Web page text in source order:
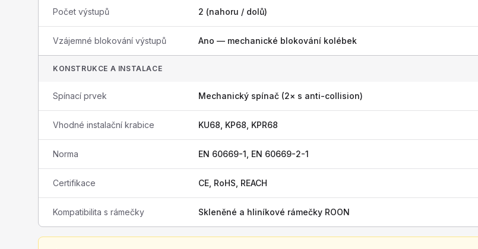
Počet výstupů 2 (nahoru / dolů)
Vzájemné blokování výstupů Ano — mechanické blokování kolébek
KONSTRUKCE A INSTALACE
Spínací prvek Mechanický spínač (2× s anti-collision)
Vhodné instalační krabice KU68, KP68, KPR68
Norma EN 60669-1, EN 60669-2-1
Certifikace CE, RoHS, REACH
Kompatibilita s rámečky Skleněné a hliníkové rámečky ROON